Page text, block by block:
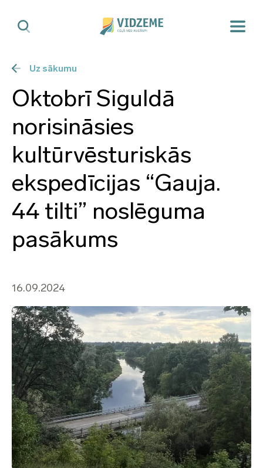
Uz sākumu
Oktobrī Siguldā
norisināsies
kultūrvēsturiskās
ekspedīcijas “Gauja.
44 tilti” noslēguma
pasākums
16.09.2024